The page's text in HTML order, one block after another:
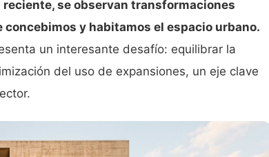
se observan transformaciones
y habitamos el espacio urbano.
un interesante desafío: equilibrar la
del uso de expansiones, un eje clave